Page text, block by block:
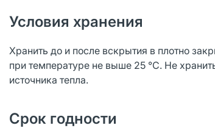
Условия хранения
Хранить до и после вскрытия в плотно
при температуре не выше 25 °С. Не
источника тепла.
Срок годности